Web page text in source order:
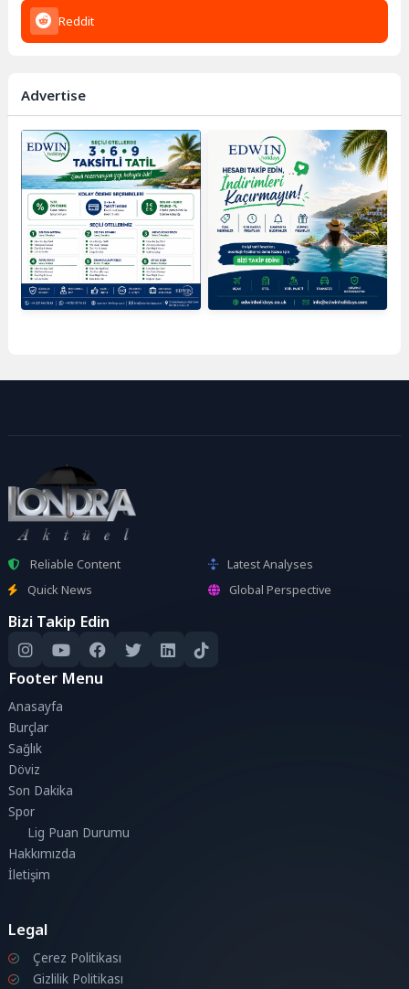
Reddit
Advertise
Reliable Content
Latest Analyses
Quick News
Global Perspective
Bizi Takip Edin
Footer Menu
Anasayfa
Burçlar
Sağlık
Döviz
Son Dakika
Spor
Lig Puan Durumu
Hakkımızda
İletişim
Legal
Çerez Politikası
Gizlilik Politikası